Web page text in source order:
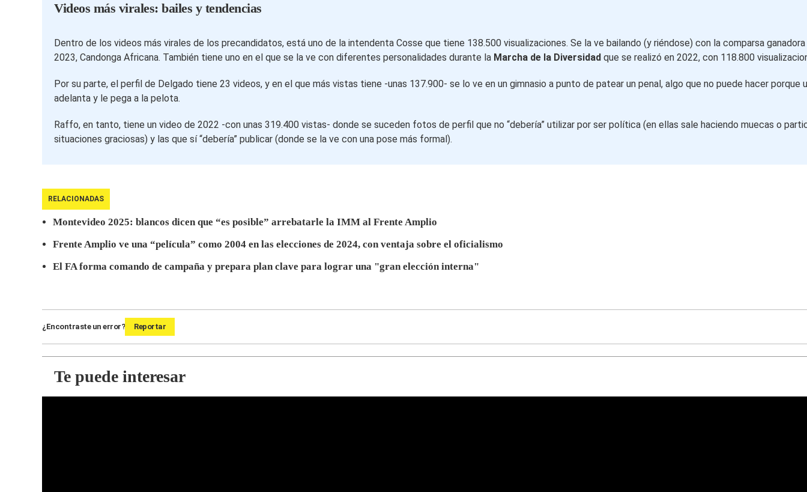
Videos más virales: bailes y tendencias
Dentro de los videos más virales de los precandidatos, está uno de la intendenta Cosse que tiene 138.500 visualizaciones. Se la ve bailando (y riéndose) con la comparsa
2023, Candonga Africana. También tiene uno en el que se la ve con diferentes personalidades durante la Marcha de la Diversidad que se realizó en 2022, con 118.800
Por su parte, el perfil de Delgado tiene 23 videos, y en el que más vistas tiene -unas 137.900- se lo ve en un gimnasio a punto de patear un penal, algo que no puede hacer porque
adelanta y le pega a la pelota.
Raffo, en tanto, tiene un video de 2022 -con unas 319.400 vistas- donde se suceden fotos de perfil que no “debería” utilizar por ser política (en ellas sale haciendo muecas o
situaciones graciosas) y las que sí “debería” publicar (donde se la ve con una pose más formal).
RELACIONADAS
Montevideo 2025: blancos dicen que “es posible” arrebatarle la IMM al Frente Amplio
Frente Amplio ve una “película” como 2004 en las elecciones de 2024, con ventaja sobre el oficialismo
El FA forma comando de campaña y prepara plan clave para lograr una "gran elección interna"
¿Encontraste un error? Reportar
Te puede interesar